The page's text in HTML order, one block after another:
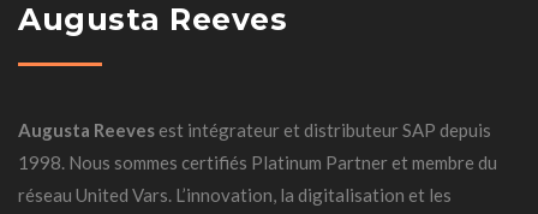
Augusta Reeves
Augusta Reeves est intégrateur et distributeur SAP depuis
1998. Nous sommes certifiés Platinum Partner et membre du
réseau United Vars. L’innovation, la digitalisation et les